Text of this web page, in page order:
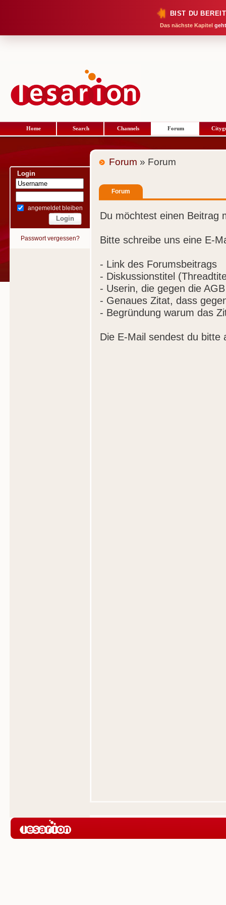
BIST DU
Das nächste Kapitel
Home Search Channels Forum
Login
angemeldet bleiben
Passwort vergessen?
Forum » Forum
Forum
Du möchtest einen Beitrag
Bitte schreibe uns eine E-
- Link des Forumsbeitrags
- Diskussionstitel
- Userin, die gegen die
- Genaues Zitat, dass
- Begründung warum das
Die E-Mail sendest du bitte